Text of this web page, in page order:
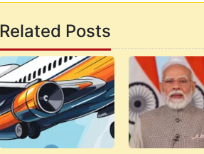
Related Posts